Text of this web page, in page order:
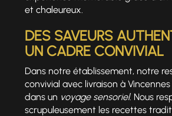
et chaleureux.
DES SAVEURS
UN CADRE CONVIVIAL
Dans notre établissement, notre
convivial avec livraison à
dans un voyage sensoriel. Nous
scrupuleusement les recettes